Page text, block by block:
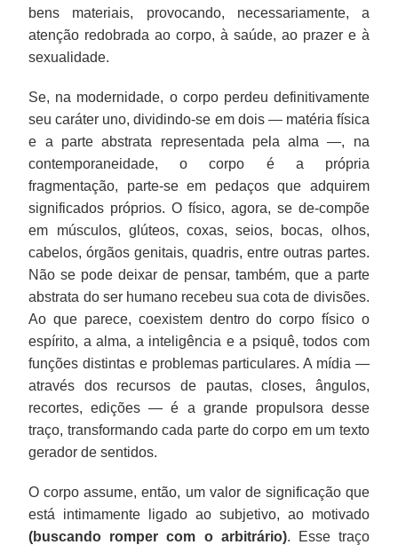
bens materiais, provocando, necessariamente, a
atenção redobrada ao corpo, à saúde, ao prazer e à
sexualidade.
Se, na modernidade, o corpo perdeu definitivamente
seu caráter uno, dividindo-se em dois — matéria física
e a parte abstrata representada pela alma —, na
contemporaneidade, o corpo é a própria
fragmentação, parte-se em pedaços que adquirem
significados próprios. O físico, agora, se de-compõe
em músculos, glúteos, coxas, seios, bocas, olhos,
cabelos, órgãos genitais, quadris, entre outras partes.
Não se pode deixar de pensar, também, que a parte
abstrata do ser humano recebeu sua cota de divisões.
Ao que parece, coexistem dentro do corpo físico o
espírito, a alma, a inteligência e a psiquê, todos com
funções distintas e problemas particulares. A mídia —
através dos recursos de pautas, closes, ângulos,
recortes, edições — é a grande propulsora desse
traço, transformando cada parte do corpo em um texto
gerador de sentidos.
O corpo assume, então, um valor de significação que
está intimamente ligado ao subjetivo, ao motivado
(buscando romper com o arbitrário). Esse traço